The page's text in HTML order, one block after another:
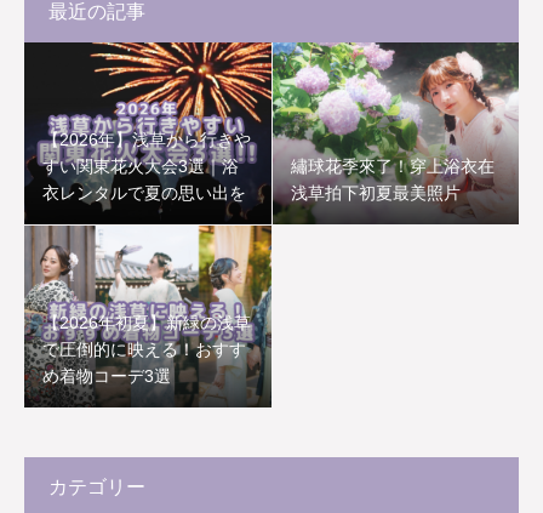
最近の記事
【2026年】浅草から行きや
すい関東花火大会3選｜浴
衣レンタルで夏の思い出を
繡球花季來了！穿上浴衣在
浅草拍下初夏最美照片
【2026年初夏】新緑の浅草
で圧倒的に映える！おすす
め着物コーデ3選
カテゴリー